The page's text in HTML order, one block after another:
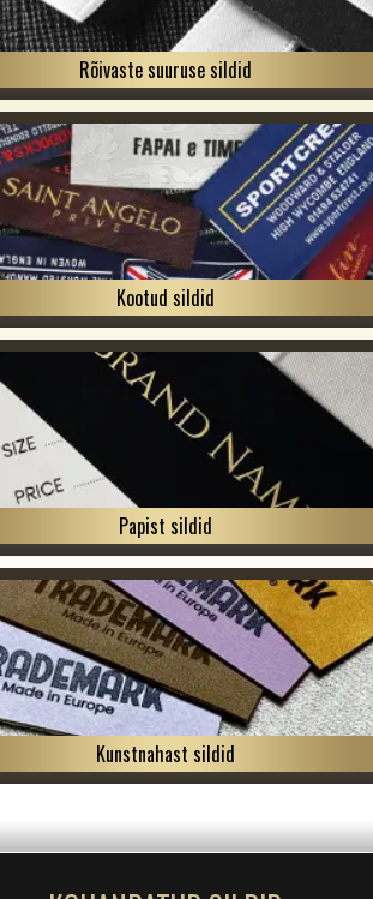
Rõivaste suuruse sildid
Kootud sildid
Papist sildid
Kunstnahast sildid